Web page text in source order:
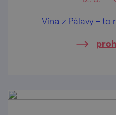
Vína z Pálavy – to